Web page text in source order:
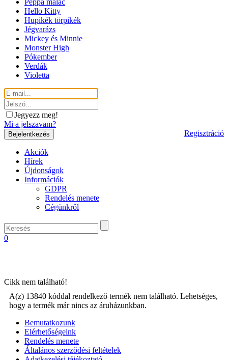
Peppa malac
Hello Kitty
Hupikék törpikék
Jégvarázs
Mickey és Minnie
Monster High
Pókember
Verdák
Violetta
Jegyezz meg!
Mi a jelszavam?
Regisztráció
Akciók
Hírek
Újdonságok
Információk
GDPR
Rendelés menete
Cégünkről
0
Cikk nem található!
A(z) 13840 kóddal rendelkező termék nem található. Lehetséges,
hogy a termék már nincs az áruházunkban.
Bemutatkozunk
Elérhetőségeink
Rendelés menete
Általános szerződési feltételek